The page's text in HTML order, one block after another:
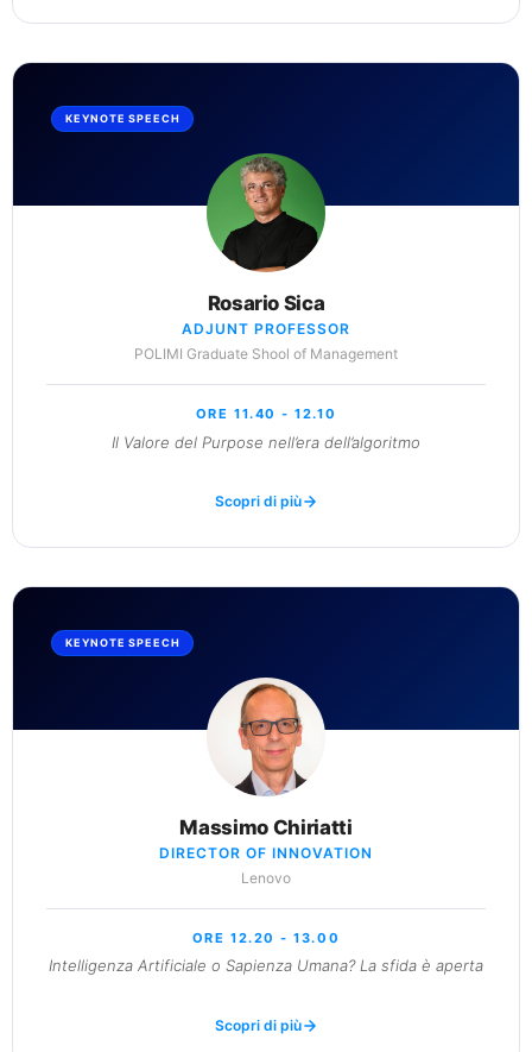
KEYNOTE SPEECH
Rosario Sica
ADJUNT PROFESSOR
POLIMI Graduate Shool of Management
ORE 11.40 - 12.10
Il Valore del Purpose nell’era dell’algoritmo
Scopri di più
KEYNOTE SPEECH
Massimo Chiriatti
DIRECTOR OF INNOVATION
Lenovo
ORE 12.20 - 13.00
Intelligenza Artificiale o Sapienza Umana? La sfida è aperta
Scopri di più